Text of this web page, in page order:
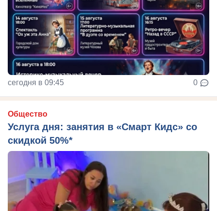
сегодня в 09:45 0
Общество
Услуга дня: занятия в «Смарт Кидс» со
скидкой 50%*